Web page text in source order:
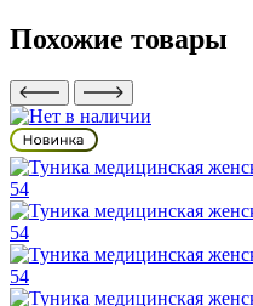
Похожие товары